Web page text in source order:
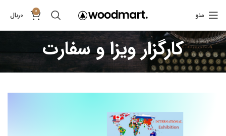
منو 0
0﷼
کارگزار ویزا و سفارت